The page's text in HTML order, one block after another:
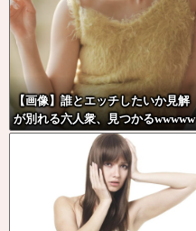
【画像】誰とエッチしたいか見解
が別れる六人衆、見つかるwwwww
ww